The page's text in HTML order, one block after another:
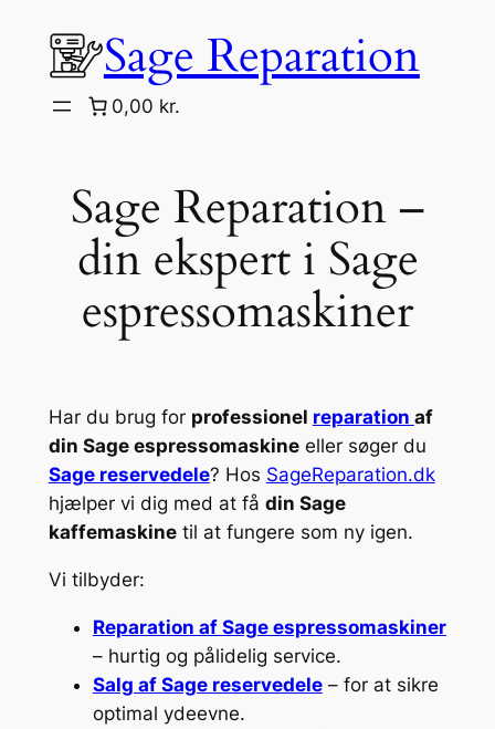
indhold
Sage Reparation
0,00 kr.
Sage Reparation –
din ekspert i Sage
espressomaskiner
Har du brug for professionel reparation af
din Sage espressomaskineeller søger du
Sage reservedele? Hos SageReparation.dk
hjælper vi dig med at få din Sage
kaffemaskinetil at fungere som ny igen.
Vi tilbyder:
Reparation af Sage espressomaskiner
– hurtig og pålidelig service.
Salg af Sage reservedele– for at sikre
optimal ydeevne.